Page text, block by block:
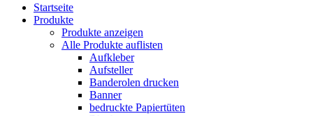
Startseite
Produkte
Produkte anzeigen
Alle Produkte auflisten
Aufkleber
Aufsteller
Banderolen drucken
Banner
bedruckte Papiertüten